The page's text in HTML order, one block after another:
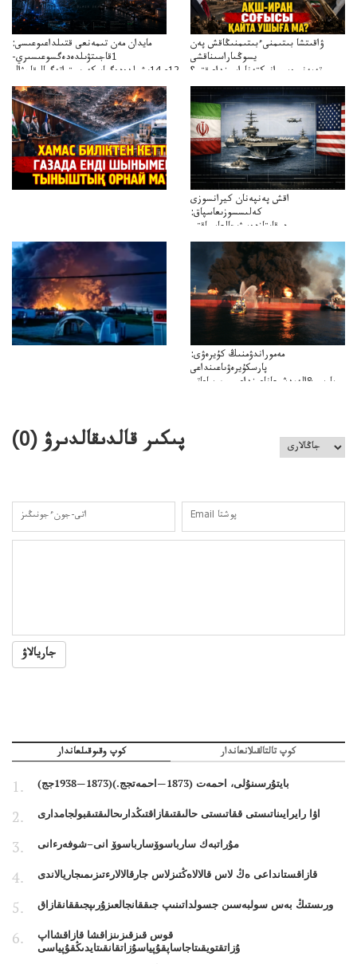
مايدان مەن تىمەنعى قتىلداعىوعىسى:
1قاجىتۋىلدەدەگسوعىسىري-
سترات12ي14ىشىلدەدەگىاسكەريستراتەگيالىقاحۋال
ۋاقىتشا بىتىمنىءبىتىمنىڭاقش پەن
يسوڭىاراسىناقشى
تەپەنىرەسيرانىكتەناراسىنداعىقتى؟
تەكەتىرەسنەلىكتەنقايتاۋشىقتى؟
اقش پەنپەنان كيرانسوزى
كەلىسسوزىعاسپاق:
دوقايتازدەسۋىجالعاسپاقتى
باسەڭدەتدوحا؟
كەزدەسۋىشيەلەنىستىباسەڭدەتەمە؟
مەموراندۋمنىڭ كۇيرەۋى:
پارسكۇيرەۋىاعىنداعى
پارسى&الەمدشىعاناعىنداعىسىن ساعاتى
پىكىر قالدىقالدىرۋ (0
)
جاريالاۋ
كوپ وقىوقىلعاندار كوپ تالتالقىلانعاندار
بايتۇرسىنۇلى، احمەت (1873—احمەتجج.)(1873—1938جج)
اۋا رايرايىناتىستى ققاتىستى حالىقتىقازاقتىڭدارىحالىقتىقبولجامدارى
مۇراتبەك سارباسوۆسارباسوۆ انى–شوفەرءانى
قازاقستانداعى ەڭ لاس قالالاەڭتىزلاس جارقالالارءتىزىمىجاريالاندى
ورىستىڭ بەس سولبەسىن جسولداتىنىپ جىققانجالعىزۇرىپجىققانقازاق
قوس قىزقىزىنزاقشا قازاقشااپ
ۇزاتقتويقىتاجاساپقۇپياسۇزاتقانقىتايدىڭقۇپياسى